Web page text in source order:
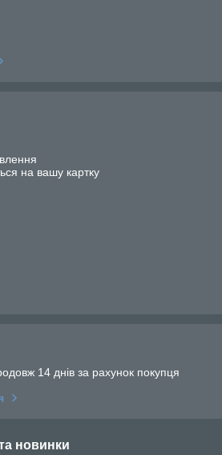
на вашу картку
14 днів за рахунок покупця
новинки